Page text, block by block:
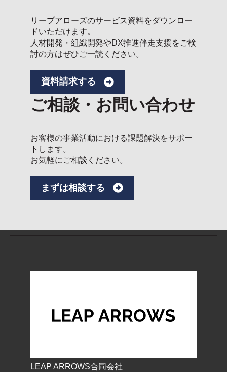
リープアローズのサービス資料をダウンロー
ドいただけます。
人材開発・組織開発やDX推進伴走支援をご検
討の方はぜひご一読ください。
資料請求する
ご相談・お問い合わせ
お客様の事業活動における課題解決をサポー
トします。
お気軽にご相談ください。
まずは相談する
LEAP ARROWS合同会社